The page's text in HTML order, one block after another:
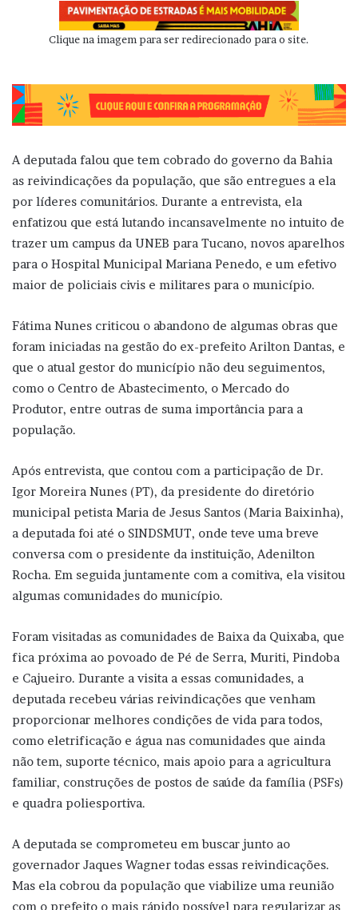
Clique na imagem para ser redirecionado para o site.
A deputada falou que tem cobrado do governo da Bahia
as reivindicações da população, que são entregues a ela
por líderes comunitários. Durante a entrevista, ela
enfatizou que está lutando incansavelmente no intuito de
trazer um campus da UNEB para Tucano, novos aparelhos
para o Hospital Municipal Mariana Penedo, e um efetivo
maior de policiais civis e militares para o município.
Fátima Nunes criticou o abandono de algumas obras que
foram iniciadas na gestão do ex-prefeito Arilton Dantas, e
que o atual gestor do município não deu seguimentos,
como o Centro de Abastecimento, o Mercado do
Produtor, entre outras de suma importância para a
população.
Após entrevista, que contou com a participação de Dr.
Igor Moreira Nunes (PT), da presidente do diretório
municipal petista Maria de Jesus Santos (Maria Baixinha),
a deputada foi até o SINDSMUT, onde teve uma breve
conversa com o presidente da instituição, Adenilton
Rocha. Em seguida juntamente com a comitiva, ela visitou
algumas comunidades do município.
Foram visitadas as comunidades de Baixa da Quixaba, que
fica próxima ao povoado de Pé de Serra, Muriti, Pindoba
e Cajueiro. Durante a visita a essas comunidades, a
deputada recebeu várias reivindicações que venham
proporcionar melhores condições de vida para todos,
como eletrificação e água nas comunidades que ainda
não tem, suporte técnico, mais apoio para a agricultura
familiar, construções de postos de saúde da família (PSFs)
e quadra poliesportiva.
A deputada se comprometeu em buscar junto ao
governador Jaques Wagner todas essas reivindicações.
Mas ela cobrou da população que viabilize uma reunião
com o prefeito o mais rápido possível para regularizar as